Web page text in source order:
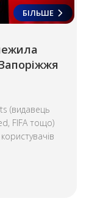
БІЛЬШЕ
(видавець
FIFA тощо)